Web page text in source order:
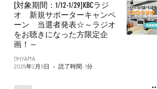
[対象期間：1/12-1/29]KBCラジ
オ 新規サポーターキャンペ
ーン 当選者発表☆～ラジオ
をお聴きになった方限定企
画！～
OHYAMA
2025年2月9日
読了時間: 1分